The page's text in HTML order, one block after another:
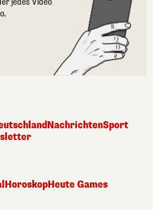
NachrichtenSport
HoroskopHeute Games